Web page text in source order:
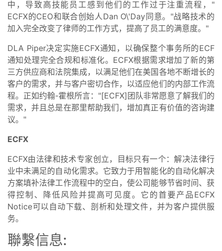
中，导致高技能员工感到他们的工作过于注重流程，"
ECFX的CEO和联合创始人Dan O\'Day同意。"战略技术的
加入完全改变了律师的工作方式，提高了员工的满意度。"
DLA Piper决定实施ECFX通知，以确保整个事务所的ECF
通知处理完全合规和标准化。ECFX根据需求增加了新的第
三方供应商和法院集成，以满足他们在美国各地不断增长的
客户的需求，并与客户密切合作，以适应他们的内部工作流
程。正如约翰-霍根所言："[ECFX]团队非常愿意了解我们的
需求，并且总是在那里帮助我们，增加真正有价值的咨询建
议。"
ECFX
ECFX由法律和技术专家创立，目标只有一个：解决法律行
业中未满足的自动化需求。它致力于用智能化的自动化解决
方案填补法律工作流程中的空白，使公司能够节省时间、获
得控制、降低风险并提高可见度。它的首要产品ECFX
Notice可以自动下载、剖析和处理文件，并为客户提供服
务。
聯繫信息: